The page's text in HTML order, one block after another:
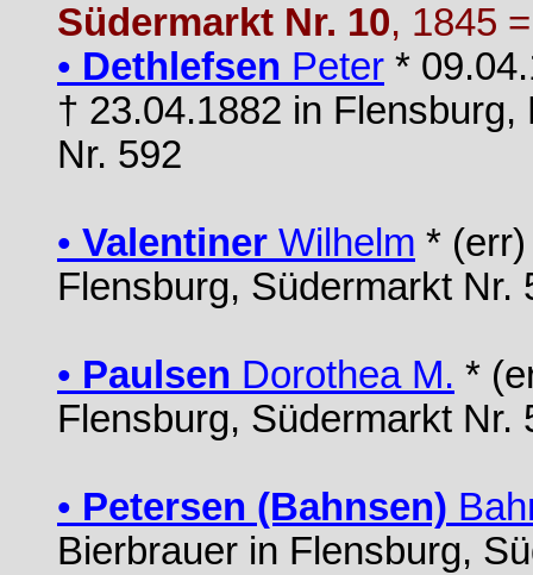
Südermarkt Nr. 10, 1845
• Dethlefsen Peter *
† 23.04.1882 in
Nr. 592
• Valentiner Wilhelm *
Flensburg, Südermarkt Nr.
• Paulsen Dorothea M. *
Flensburg, Südermarkt Nr.
• Petersen (Bahnsen)
Bierbrauer in Flensburg,